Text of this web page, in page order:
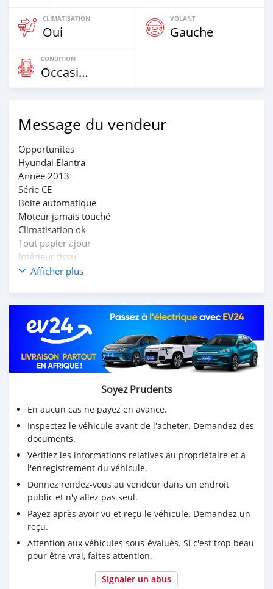
CLIMATISATION
Oui
VOLANT
Gauche
CONDITION
Occasion
Message du vendeur
Opportunités
Hyundai Elantra
Année 2013
Série CE
Boite automatique
Moteur jamais touché
Climatisation ok
Tout papier ajour
Intérieur tissu
Prix : 3.500 000 terrain commande
WhatsApp (+229)0196101506
Dossier direct
Afficher plus
Soyez Prudents
En aucun cas ne payez en avance.
Inspectez le véhicule avant de l'acheter. Demandez des
documents.
Vérifiez les informations relatives au propriétaire et à
l'enregistrement du véhicule.
Donnez rendez-vous au vendeur dans un endroit
public et n'y allez pas seul.
Payez après avoir vu et reçu le véhicule. Demandez un
reçu.
Attention aux véhicules sous-évalués. Si c'est trop beau
pour être vrai, faites attention.
Signaler un abus